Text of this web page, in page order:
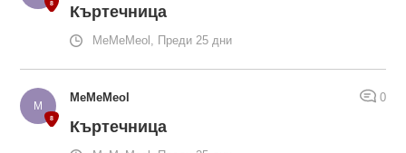
Къртечница
MeMeMeol, Преди 25 дни
MeMeMeol 0
Къртечница